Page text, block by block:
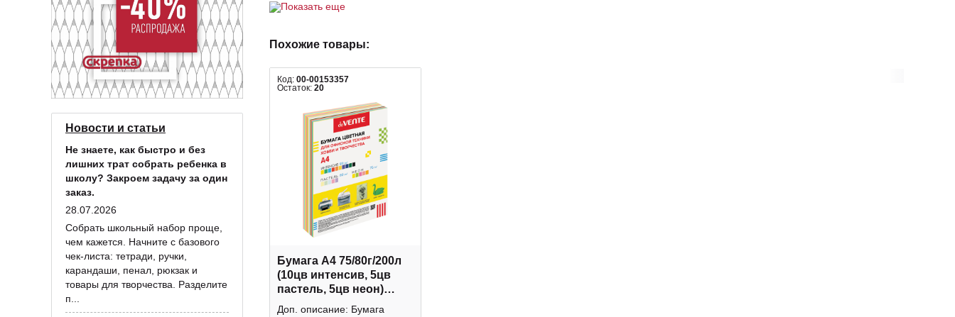
Новости и статьи
Не знаете, как быстро и без
лишних трат собрать ребенка в
школу? Закроем задачу за один
заказ.
28.07.2026
Собрать школьный набор проще,
чем кажется. Начните с базового
чек-листа: тетради, ручки,
карандаши, пенал, рюкзак и
товары для творчества. Разделите
п...
Показать еще
Похожие товары:
Код: 00-00153357
Остаток: 20
Бумага А4 75/80г/200л
(10цв интенсив, 5цв
пастель, 5цв неон)
2072507 deVENTE
Доп. описание: Бумага